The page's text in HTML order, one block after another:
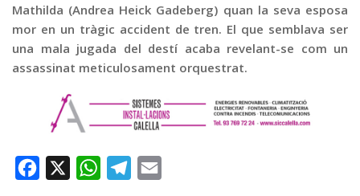
Mathilda (Andrea Heick Gadeberg) quan la seva esposa
mor en un tràgic accident de tren. El que semblava ser
una mala jugada del destí acaba revelant-se com un
assassinat meticulosament orquestrat.
Facebook WhatsAppTelegram